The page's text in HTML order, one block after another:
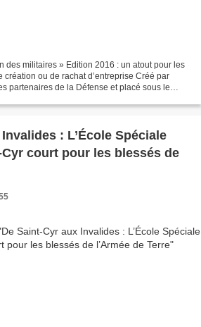
des militaires » Edition 2016 : un atout pour les
création ou de rachat d’entreprise Créé par
partenaires de la Défense et placé sous le
Spéciale
court pour les blessés de